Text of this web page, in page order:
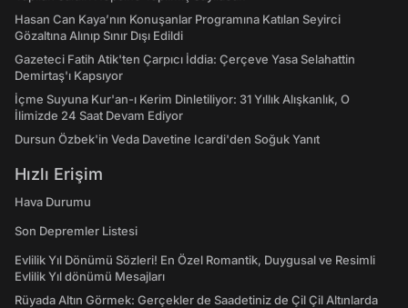
Hasan Can Kaya’nın Konuşanlar Programına Katılan Seyirci
Gözaltına Alınıp Sınır Dışı Edildi
Gazeteci Fatih Atik'ten Çarpıcı İddia: Çerçeve Yasa Selahattin
Demirtaş'ı Kapsıyor
İçme Suyuna Kur'an-ı Kerim Dinletiliyor: 31 Yıllık Alışkanlık, O
İlimizde 24 Saat Devam Ediyor
Dursun Özbek'in Veda Davetine Icardi'den Soğuk Yanıt
Hızlı Erişim
Hava Durumu
Son Depremler Listesi
Evlilik Yıl Dönümü Sözleri! En Özel Romantik, Duygusal ve Resimli
Evlilik Yıl dönümü Mesajları
Rüyada Altın Görmek: Gerçekler de Saadetiniz de Çil Çil Altınlarda